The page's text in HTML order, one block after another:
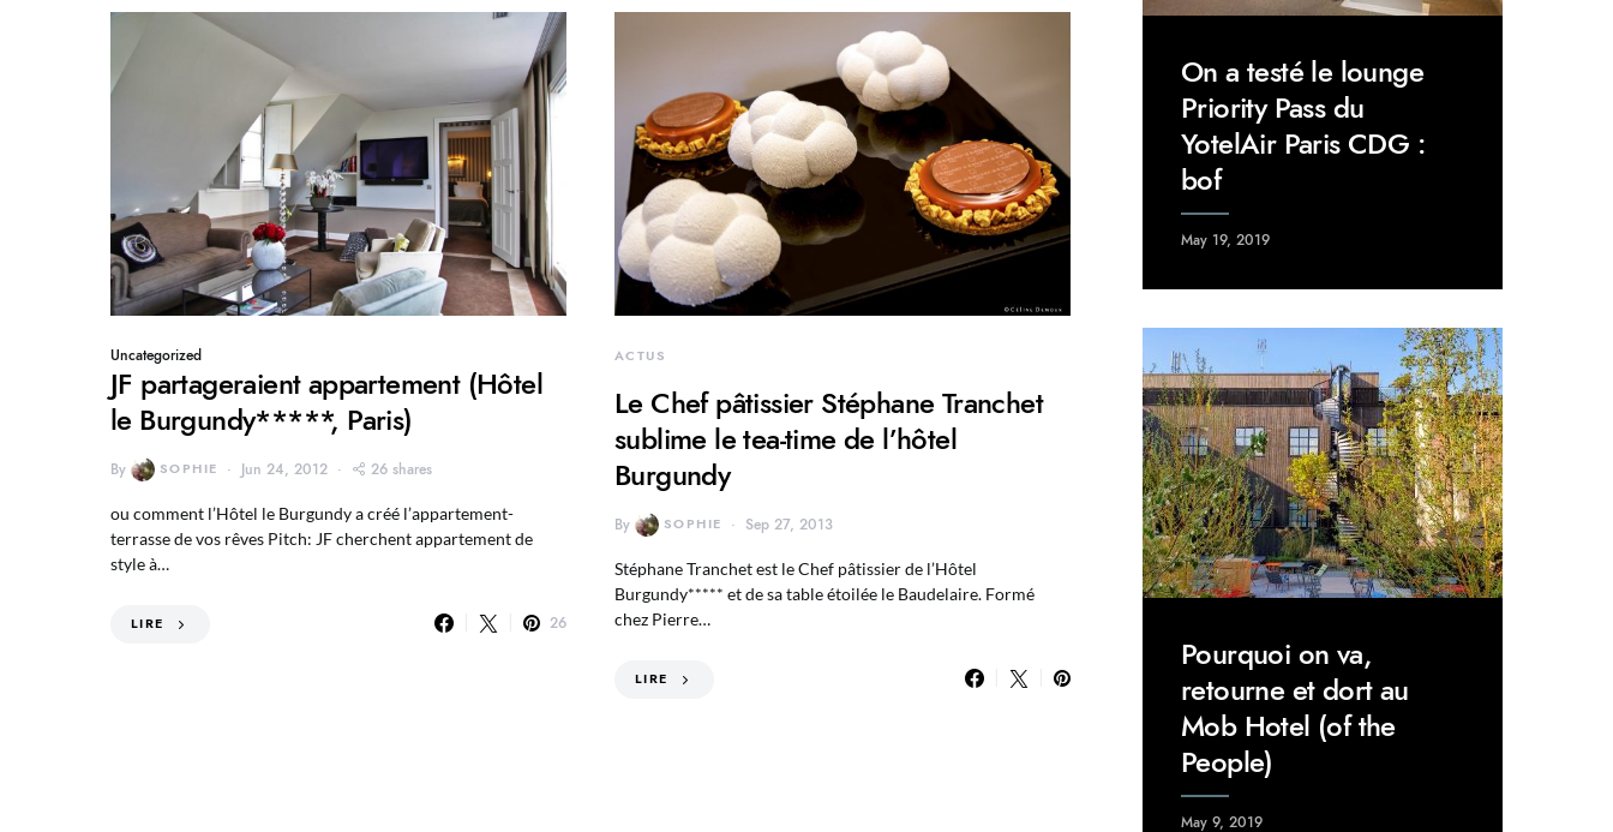
Uncategorized
JF partageraient appartement (Hôtel
le Burgundy*****, Paris)
By SOPHIE Jun 24, 2012 26 shares
ou comment l’Hôtel le Burgundy a créé l’appartement-
terrasse de vos rêves Pitch: JF cherchent appartement de
style à…
LIRE 26
ACTUS
Le Chef pâtissier Stéphane Tranchet
sublime le tea-time de l’hôtel
Burgundy
By SOPHIE Sep 27, 2013
Stéphane Tranchet est le Chef pâtissier de l’Hôtel
Burgundy***** et de sa table étoilée le Baudelaire. Formé
chez Pierre…
LIRE
On a testé le lounge
Priority Pass du
YotelAir Paris CDG :
bof
May 19, 2019
Pourquoi on va,
retourne et dort au
Mob Hotel (of the
People)
May 9, 2019